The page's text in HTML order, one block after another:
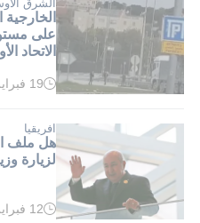
الشرق
على
الاتحاد
وقت
دقيقة.
19 فبراير 2024
افريقيا
هل ملف
لزيارة
وقت
12 فبراير 2024